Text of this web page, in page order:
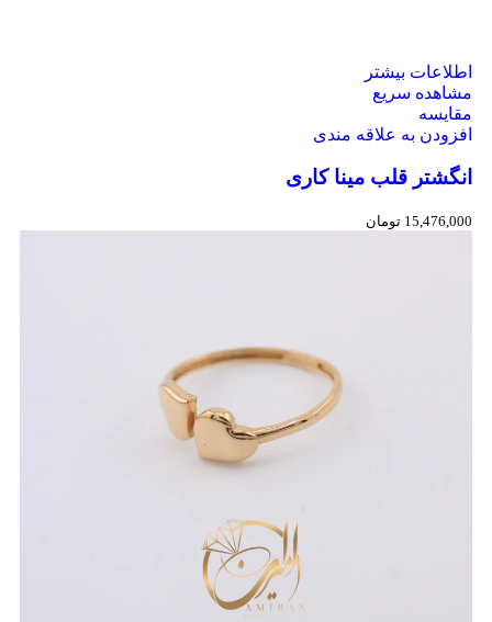
اطلاعات بیشتر
مشاهده سریع
مقایسه
افزودن به علاقه مندی
انگشتر قلب مینا کاری
15,476,000 تومان